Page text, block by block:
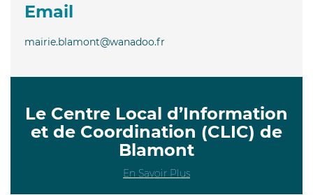
Email
mairie.blamont@wanadoo.fr
Le Centre Local d’Information
et de Coordination (CLIC) de
Blamont
En Savoir Plus